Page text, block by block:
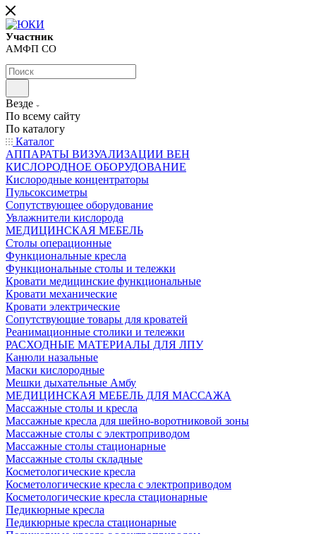
Участник
АМФП СО
Везде
По всему сайту
По каталогу
Каталог
АППАРАТЫ ВИЗУАЛИЗАЦИИ ВЕН
КИСЛОРОДНОЕ ОБОРУДОВАНИЕ
Кислородные концентраторы
Пульсоксиметры
Сопутствующее оборудование
Увлажнители кислорода
МЕДИЦИНСКАЯ МЕБЕЛЬ
Столы операционные
Функциональные кресла
Функциональные столы и тележки
Кровати медицинские функциональные
Кровати механические
Кровати электрические
Сопутствующие товары для кроватей
Реанимационные столики и тележки
РАСХОДНЫЕ МАТЕРИАЛЫ ДЛЯ ЛПУ
Канюли назальные
Маски кислородные
Мешки дыхательные Амбу
МЕДИЦИНСКАЯ МЕБЕЛЬ ДЛЯ МАССАЖА
Массажные столы и кресла
Массажные кресла для шейно-воротниковой зоны
Массажные столы с электроприводом
Массажные столы стационарные
Массажные столы складные
Косметологические кресла
Косметологические кресла с электроприводом
Косметологические кресла стационарные
Педикюрные кресла
Педикюрные кресла стационарные